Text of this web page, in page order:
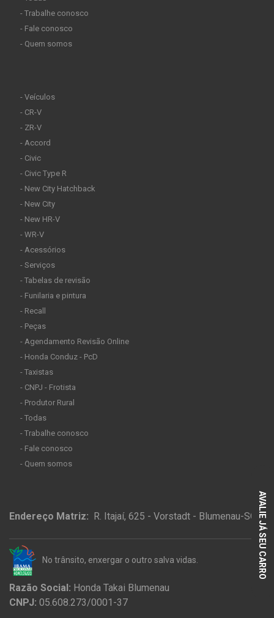
- Trabalhe conosco
- Fale conosco
- Quem somos
- Veículos
- CR-V
- ZR-V
- Accord
- Civic
- Civic Type R
- New City Hatchback
- New City
- New HR-V
- WR-V
- Acessórios
- Serviços
- Tabelas de revisão
- Funilaria e pintura
- Recall
- Peças
- Agendamento Revisão Online
- Honda Conduz - PcD
- Taxistas
- CNPJ - Frotista
- Produtor Rural
- Todas
- Trabalhe conosco
- Fale conosco
- Quem somos
Endereço Matriz: R. Itajaí, 625 - Vorstadt - Blumenau-SC
No trânsito, enxergar o outro salva vidas.
Razão Social: Honda Takai Blumenau
CNPJ: 05.608.273/0001-37
AVALIE JÁ SEU CARRO